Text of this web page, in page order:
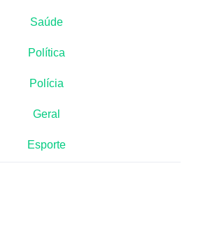
Saúde
Política
Polícia
Geral
Esporte